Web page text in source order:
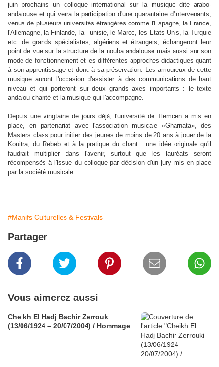
juin prochains un colloque international sur la musique dite arabo-
andalouse et qui verra la participation d'une quarantaine d'intervenants,
venus de plusieurs universités étrangères comme l'Espagne, la France,
l'Allemagne, la Finlande, la Tunisie, le Maroc, les Etats-Unis, la Turquie
etc. de grands spécialistes, algériens et étrangers, échangeront leur
point de vue sur la structure de la nouba andalouse mais aussi sur son
mode de fonctionnement et les différentes approches didactiques quant
à son apprentissage et donc à sa préservation. Les amoureux de cette
musique auront l'occasion d'assister à des communications de haut
niveau et qui porteront sur deux grands axes importants : le texte
andalou chanté et la musique qui l'accompagne.
Depuis une vingtaine de jours déjà, l'université de Tlemcen a mis en
place, en partenariat avec l'association musicale «Gharnata», des
Masters class pour initier des jeunes de moins de 20 ans à jouer de la
Kouitra, du Rebeb et à la pratique du chant : une idée originale qu'il
faudrait multiplier dans l'avenir, surtout que les lauréats seront
récompensés à l'issue du colloque par décision d'un jury mis en place
par la société musicale.
#Manifs Culturelles & Festivals
Partager
Vous aimerez aussi
Cheikh El Hadj Bachir Zerrouki
(13/06/1924 – 20/07/2004) / Hommage